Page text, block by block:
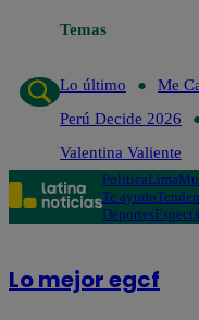
Temas
Lo último
Me
Perú Decide 2026
Valentina Valiente
PolíticaLima
Te ayudo
Deportes
Lo mejor egcf